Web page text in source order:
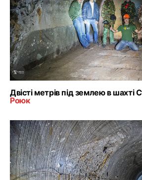
Двісті метрів під землею в шахті
Роюк